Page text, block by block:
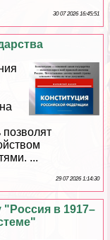
30 07 2026 16:45:51
позволят
...
29 07 2026 1:14:30
"Россия в 1917–